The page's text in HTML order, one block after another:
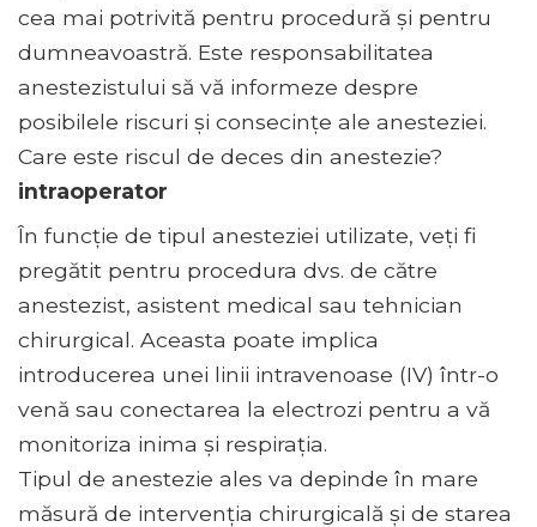
cea mai potrivită pentru procedură și pentru
dumneavoastră. Este responsabilitatea
anestezistului să vă informeze despre
posibilele riscuri și consecințe ale anesteziei.
Care este riscul de deces din anestezie?
intraoperator
În funcție de tipul anesteziei utilizate, veți fi
pregătit pentru procedura dvs. de către
anestezist, asistent medical sau tehnician
chirurgical. Aceasta poate implica
introducerea unei linii intravenoase (IV) într-o
venă sau conectarea la electrozi pentru a vă
monitoriza inima și respirația.
Tipul de anestezie ales va depinde în mare
măsură de intervenția chirurgicală și de starea